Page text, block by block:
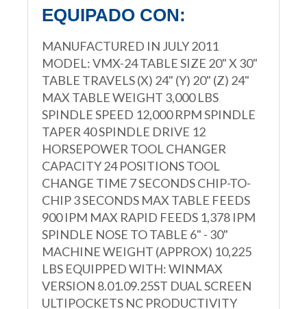
EQUIPADO CON:
MANUFACTURED IN JULY 2011
MODEL: VMX-24 TABLE SIZE 20" X 30"
TABLE TRAVELS (X) 24" (Y) 20" (Z) 24"
MAX TABLE WEIGHT 3,000 LBS
SPINDLE SPEED 12,000 RPM SPINDLE
TAPER 40 SPINDLE DRIVE 12
HORSEPOWER TOOL CHANGER
CAPACITY 24 POSITIONS TOOL
CHANGE TIME 7 SECONDS CHIP-TO-
CHIP 3 SECONDS MAX TABLE FEEDS
900 IPM MAX RAPID FEEDS 1,378 IPM
SPINDLE NOSE TO TABLE 6" - 30"
MACHINE WEIGHT (APPROX) 10,225
LBS EQUIPPED WITH: WINMAX
VERSION 8.01.09.25ST DUAL SCREEN
ULTIPOCKETS NC PRODUCTIVITY